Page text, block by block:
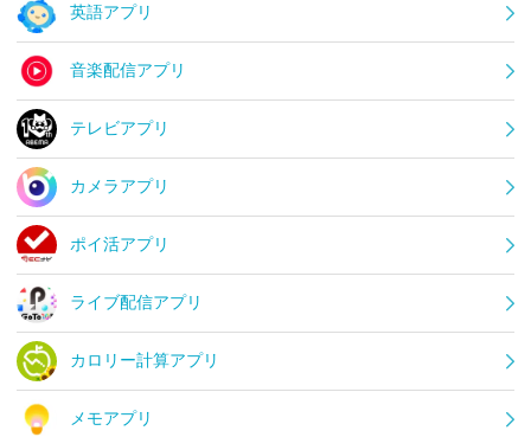
英語アプリ
音楽配信アプリ
テレビアプリ
カメラアプリ
ポイ活アプリ
ライブ配信アプリ
カロリー計算アプリ
メモアプリ